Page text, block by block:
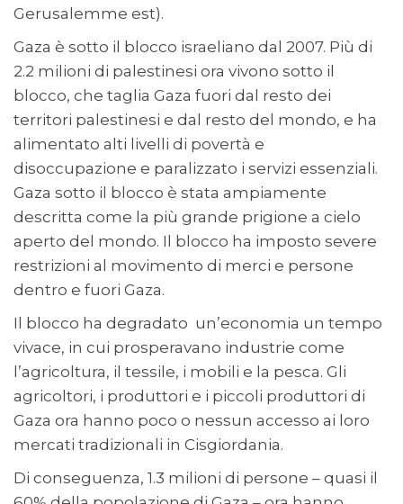
Gerusalemme est).
Gaza è sotto il blocco israeliano dal 2007. Più di
2.2 milioni di palestinesi ora vivono sotto il
blocco, che taglia Gaza fuori dal resto dei
territori palestinesi e dal resto del mondo, e ha
alimentato alti livelli di povertà e
disoccupazione e paralizzato i servizi essenziali.
Gaza sotto il blocco è stata ampiamente
descritta come la più grande prigione a cielo
aperto del mondo. Il blocco ha imposto severe
restrizioni al movimento di merci e persone
dentro e fuori Gaza.
Il blocco ha degradato un’economia un tempo
vivace, in cui prosperavano industrie come
l’agricoltura, il tessile, i mobili e la pesca. Gli
agricoltori, i produttori e i piccoli produttori di
Gaza ora hanno poco o nessun accesso ai loro
mercati tradizionali in Cisgiordania.
Di conseguenza, 1.3 milioni di persone – quasi il